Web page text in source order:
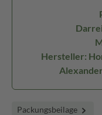
Hersteller:
Packungsbeilage